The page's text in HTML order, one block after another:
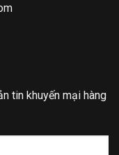
tin khuyến mại hàng